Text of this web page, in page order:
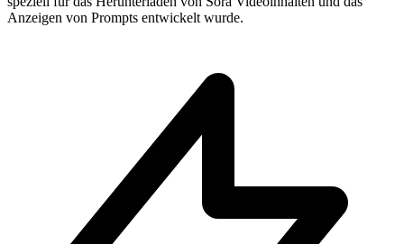
Anzeigen von Prompts entwickelt wurde.